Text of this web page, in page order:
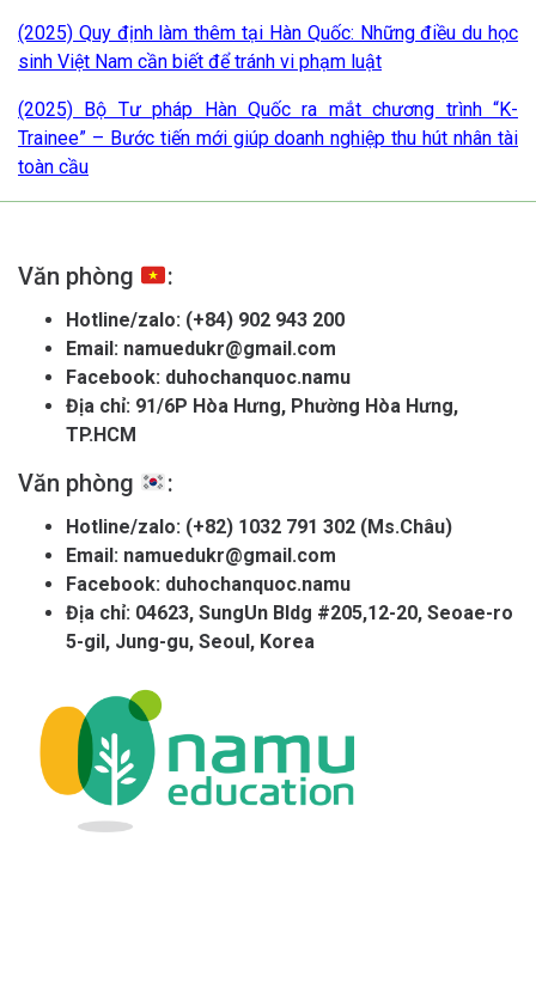
(2025) Quy định làm thêm tại Hàn Quốc: Những điều du học
sinh Việt Nam cần biết để tránh vi phạm luật
(2025) Bộ Tư pháp Hàn Quốc ra mắt chương trình “K-
Trainee” – Bước tiến mới giúp doanh nghiệp thu hút nhân tài
toàn cầu
Văn phòng :
Hotline/zalo: (+84) 902 943 200
Email: namuedukr@gmail.com
Facebook: duhochanquoc.namu
Địa chỉ: 91/6P Hòa Hưng, Phường Hòa Hưng,
TP.HCM
Văn phòng :
Hotline/zalo: (+82) 1032 791 302 (Ms.Châu)
Email: namuedukr@gmail.com
Facebook: duhochanquoc.namu
Địa chỉ: 04623, SungUn Bldg #205,12-20, Seoae-ro
5-gil, Jung-gu, Seoul, Korea